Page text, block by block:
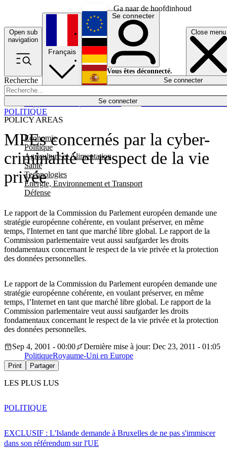
Ga naar de hoofdinhoud
Open sub
navigation
Close menu
Recherche
Se connecter
POLICY AREAS
Economie
Politique
Agriculture et Alimentation
Santé
Technologies
Energie, Environnement et Transport
Défense
Économie
Français
English
Deutsch
Español
Se connecter
Vous êtes déconnecté.
Se connecter
MPEs concernés par la cyber-
criminalité et respect de la vie
privée
Le rapport de la Commission du Parlement européen demande une
stratégie européenne cohérente, en voulant préserver, en même
temps, l'Internet en tant que marché libre global. Le rapport de la
Commission parlementaire veut aussi saufgarder les droits
fondamentaux concernant le respect de la vie privée et la protection
des données personnelles.
POLITIQUE
Le rapport de la Commission du Parlement européen demande une
stratégie européenne cohérente, en voulant préserver, en même
temps, l’Internet en tant que marché libre global. Le rapport de la
Commission parlementaire veut aussi saufgarder les droits
fondamentaux concernant le respect de la vie privée et la protection
des données personnelles.
Sep 4, 2001 - 00:00
Dernière mise à jour: Dec 23, 2011 - 01:05
PolitiqueRoyaume-Uni en Europe
Print Partager
LES PLUS LUS
EXCLUSIF : L'Islande demande à Bruxelles de ne pas s'immiscer
dans son référendum sur l'UE
POLITIQUE